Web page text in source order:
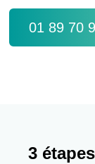
01 89 70
3